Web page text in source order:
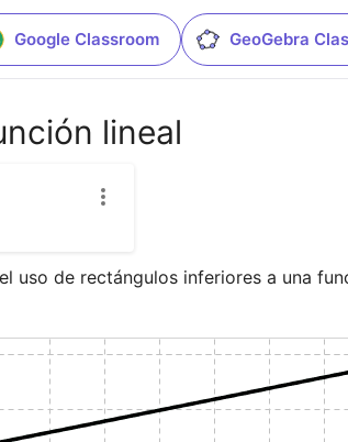
Google Classroom GeoGebra
lineal
uso de rectángulos inferiores a una